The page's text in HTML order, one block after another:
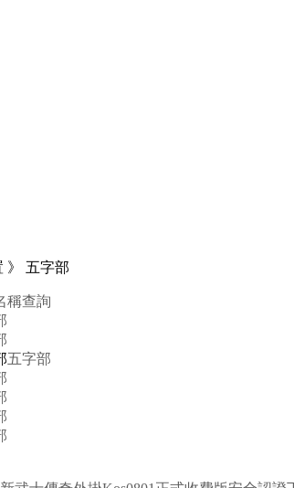
》 五字部
稱查詢
五字部